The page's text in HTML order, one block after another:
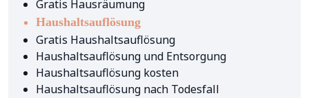
Gratis Hausräumung
Haushaltsauflösung
Gratis Haushaltsauflösung
Haushaltsauflösung und Entsorgung
Haushaltsauflösung kosten
Haushaltsauflösung nach Todesfall